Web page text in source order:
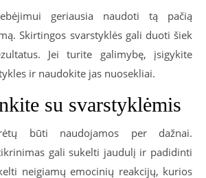
geriausia naudoti tą pačią
Skirtingos svarstyklės gali duoti šiek
Jei turite galimybę, įsigykite
ir naudokite jas nuosekliai.
su svarstyklėmis
būti naudojamos per dažnai.
gali sukelti jaudulį ir padidinti
neigiamų emocinių reakcijų, kurios